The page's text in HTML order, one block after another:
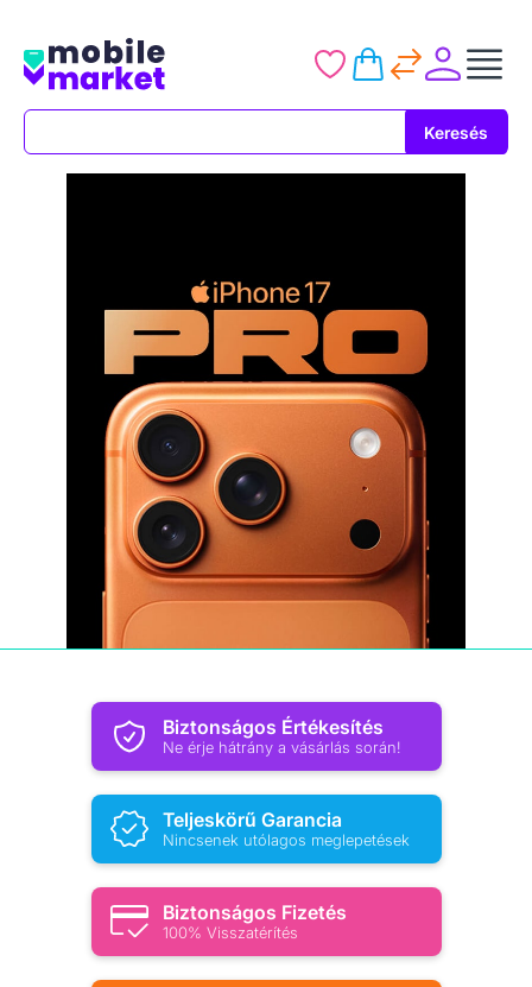
Keresés
Biztonságos Értékesítés
Ne érje hátrány a vásárlás során!
Teljeskörű Garancia
Nincsenek utólagos meglepetések
Biztonságos Fizetés
100% Visszatérítés